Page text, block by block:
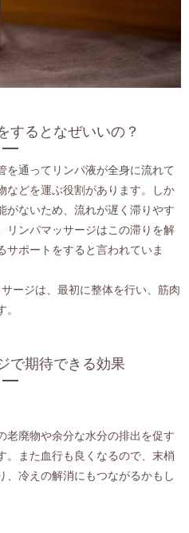
するとなぜいいの？
を通ってリンパ液が全身に流れて
などを運ぶ役割があります。しか
がないため、流れが遅く滞りやす
リンパマッサージはこの滞りを解
サポートをすると言われていま
ージは、最初に整体を行い、筋肉
で期待できる効果
老廃物や余分な水分の排出を促す
。また血行も良くなるので、末梢
、冷えの解消にもつながるかもし